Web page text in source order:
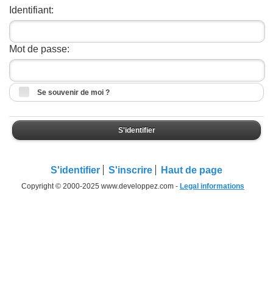
Identifiant:
Mot de passe:
Se souvenir de moi ?
S'identifier
S'identifier S'inscrire Haut de page
Copyright © 2000-2025 www.developpez.com - Legal informations